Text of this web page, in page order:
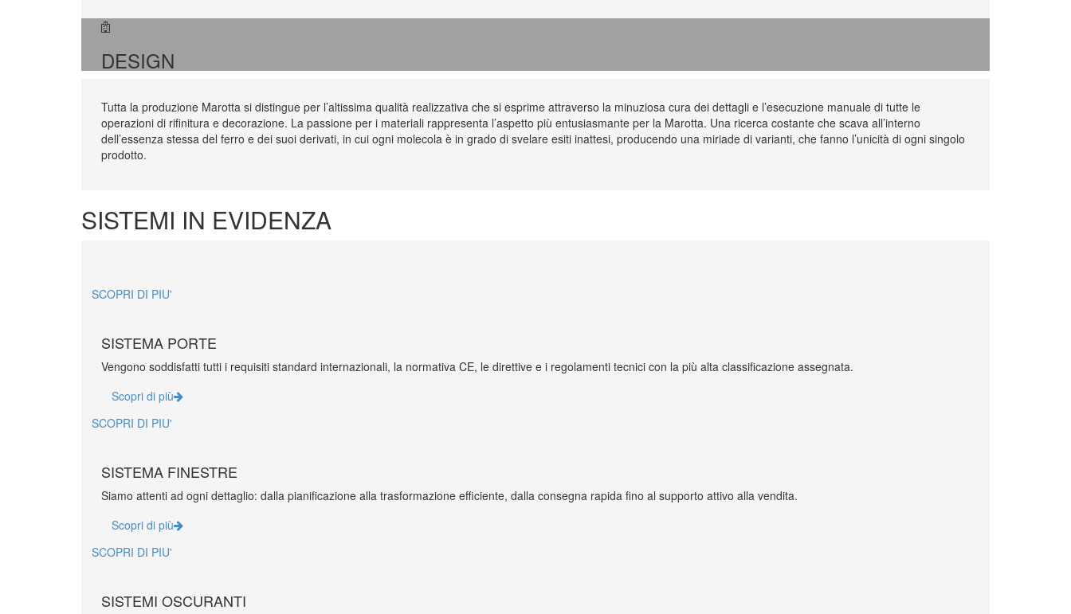
DESIGN
Tutta la produzione Marotta si distingue per l’altissima qualità realizzativa che si esprime attraverso la minuziosa cura dei dettagli e l’esecuzione manuale di tutte le
operazioni di rifinitura e decorazione. La passione per i materiali rappresenta l’aspetto più entusiasmante per la Marotta. Una ricerca costante che scava all’interno
dell’essenza stessa del ferro e dei suoi derivati, in cui ogni molecola è in grado di svelare esiti inattesi, producendo una miriade di varianti, che fanno l’unicità di ogni singolo
prodotto.
SISTEMI IN EVIDENZA
SCOPRI DI PIU'
SISTEMA PORTE
Vengono soddisfatti tutti i requisiti standard internazionali, la normativa CE, le direttive e i regolamenti tecnici con la più alta classificazione assegnata.
Scopri di più
SCOPRI DI PIU'
SISTEMA FINESTRE
Siamo attenti ad ogni dettaglio: dalla pianificazione alla trasformazione efficiente, dalla consegna rapida fino al supporto attivo alla vendita.
Scopri di più
SCOPRI DI PIU'
SISTEMI OSCURANTI